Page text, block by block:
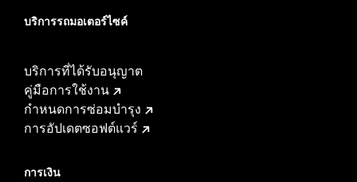
บริการรถมอเตอร์ไซค์​
บริการที่ได้รับอนุญาต
คู่มือการใช้งาน
กำหนดการซ่อมบำรุง
การอัปเดตซอฟต์แวร์
การเงิน